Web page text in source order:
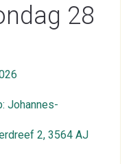
28
Johannes-
2, 3564 AJ